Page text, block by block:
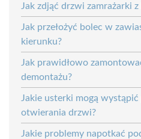
Jak zdjąć drzwi zamrażarki
Jak przełożyć bolec w
kierunku?
Jak prawidłowo
demontażu?
Jakie usterki mogą
otwierania drzwi?
Jakie problemy napotkać